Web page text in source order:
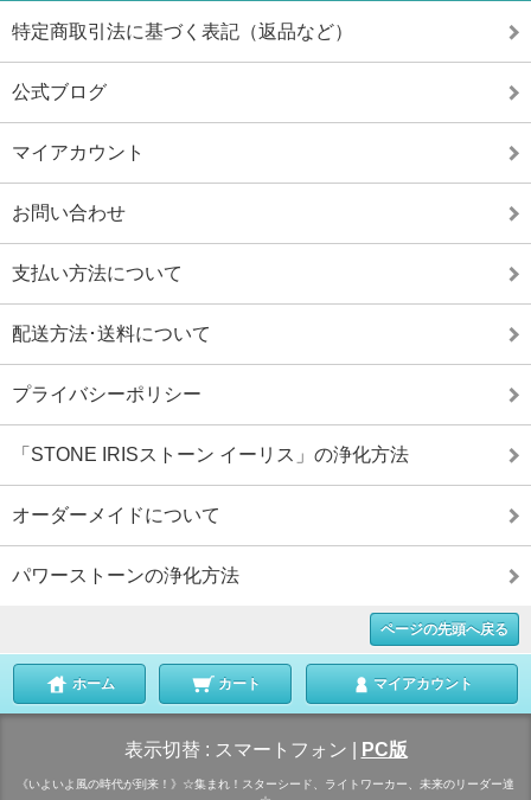
特定商取引法に基づく表記（返品など）
公式ブログ
マイアカウント
お問い合わせ
支払い方法について
配送方法･送料について
プライバシーポリシー
「STONE IRISストーン イーリス」の浄化方法
オーダーメイドについて
パワーストーンの浄化方法
ページの先頭へ戻る
ホーム カート マイアカウント
表示切替 : スマートフォン PC版
《いよいよ風の時代が到来！》☆集まれ！スターシード、ライトワーカー、未来のリーダー達